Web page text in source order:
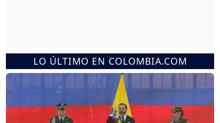
LO ÚLTIMO EN COLOMBIA.COM